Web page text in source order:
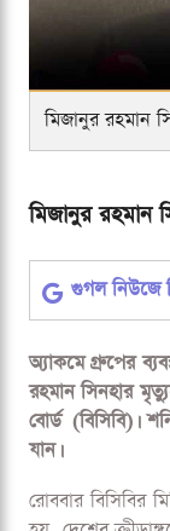
মিজানুর রহমান
মিজানুর রহমান
গুগল নিউজে
অ্যাকমে গ্রুপের
রহমান সিনহার
বোর্ড (বিসিবি)।
যান।
রোববার বিসিবির